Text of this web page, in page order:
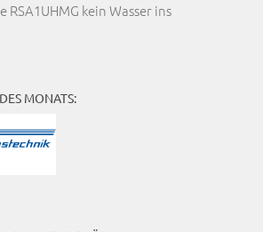
RSA1UHMG kein Wasser ins
MONATS: